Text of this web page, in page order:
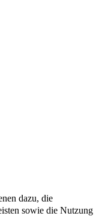
dazu, die
sowie die Nutzung